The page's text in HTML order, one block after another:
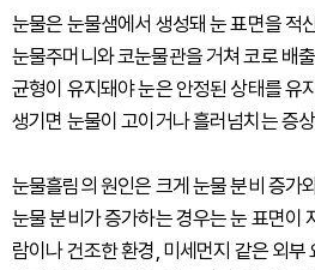
눈물은 눈물샘에서 생성돼 눈 표면을 적
눈물주머니와 코눈물관을 거쳐 코로 배
균형이 유지돼야 눈은 안정된 상태를 유
생기면 눈물이 고이거나 흘러넘치는 증
눈물흘림의 원인은 크게 눈물 분비 증가
눈물 분비가 증가하는 경우는 눈 표면이
람이나 건조한 환경, 미세먼지 같은 외부